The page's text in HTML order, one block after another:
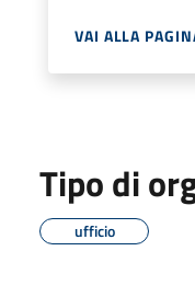
VAI ALLA
Tipo di
ufficio